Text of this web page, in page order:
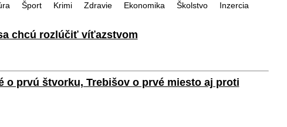
Šport Krimi Zdravie Ekonomika Školstvo Inzercia
chcú rozlúčiť víťazstvom
o prvú štvorku, Trebišov o prvé miesto aj proti